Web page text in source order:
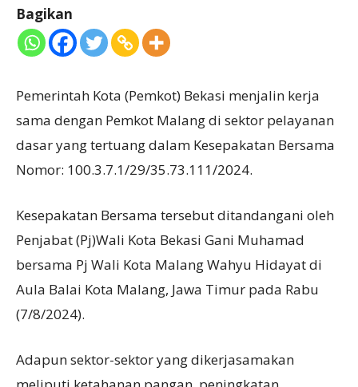
Bagikan
Pemerintah Kota (Pemkot) Bekasi menjalin kerja
sama dengan Pemkot Malang di sektor pelayanan
dasar yang tertuang dalam Kesepakatan Bersama
Nomor: 100.3.7.1/29/35.73.111/2024.
Kesepakatan Bersama tersebut ditandangani oleh
Penjabat (Pj)Wali Kota Bekasi Gani Muhamad
bersama Pj Wali Kota Malang Wahyu Hidayat di
Aula Balai Kota Malang, Jawa Timur pada Rabu
(7/8/2024).
Adapun sektor-sektor yang dikerjasamakan